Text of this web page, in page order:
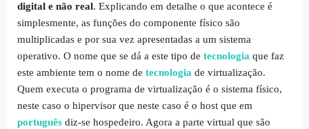
digital e não real. Explicando em detalhe o que acontece é
simplesmente, as funções do componente físico são
multiplicadas e por sua vez apresentadas a um sistema
operativo. O nome que se dá a este tipo de tecnologia que faz
este ambiente tem o nome de tecnologia de virtualização.
Quem executa o programa de virtualização é o sistema físico,
neste caso o hipervisor que neste caso é o host que em
português diz-se hospedeiro. Agora a parte virtual que são